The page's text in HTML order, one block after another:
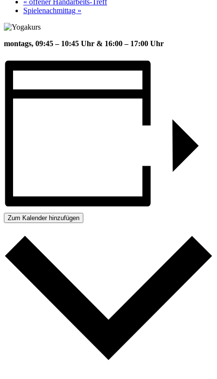
Spielenachmittag »
montags, 09:45 – 10:45 Uhr & 16:00 – 17:00 Uhr
Zum Kalender hinzufügen